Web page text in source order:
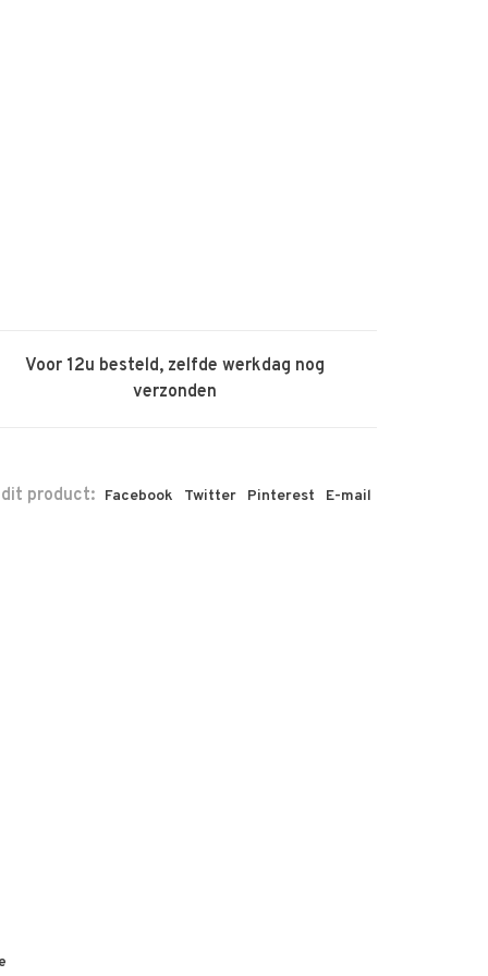
Voor 12u besteld, zelfde werkdag nog
verzonden
product: Facebook Twitter Pinterest E-mail